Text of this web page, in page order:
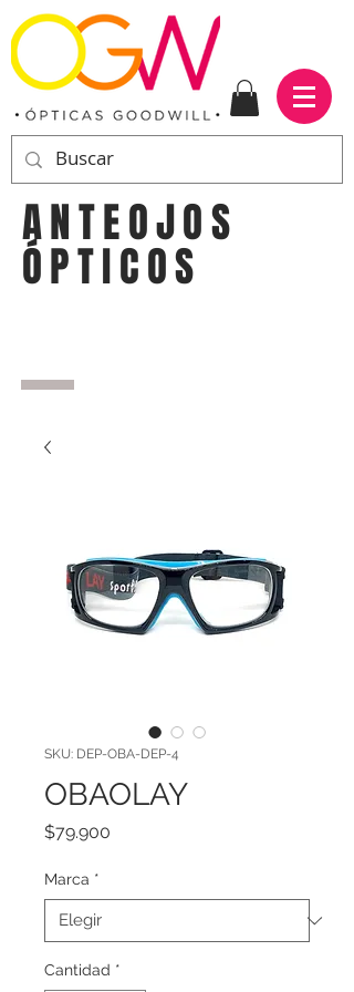
ANTEOJOS
ÓPTICOS
SKU: DEP-OBA-DEP-4
OBAOLAY
$79.900
Marca *
Cantidad *